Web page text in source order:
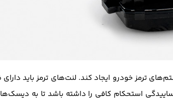
ترمز خودرو ایجاد کند. لنت‌های ترمز باید
ساییدگی استحکام کافی را داشته باشد تا به